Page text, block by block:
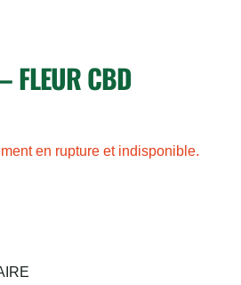
FLEUR CBD
en rupture et indisponible.